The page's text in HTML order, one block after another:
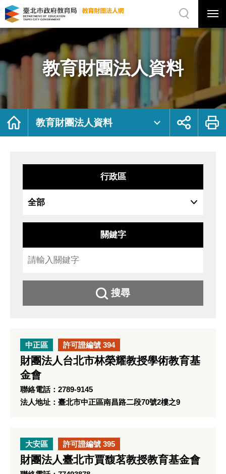
教
育
團
資
料
府
局
法
網
站
選
選
單
關
網
站
尋
教育財團法人資料
首
教育財團法人資料
展
鈕
列
行政區
關鍵字
搜尋
中正區 許可證編號 394
財團法人台北市林榮耀教授學術教育基
金會
聯絡電話：2789-9145
法人地址：臺北市中正區南昌路二段70號2樓之9
大安區 許可證編號 395
財團法人臺北市賈馥茗教授教育基金會